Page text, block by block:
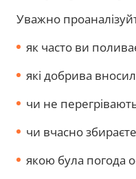
Уважно
як часто ви
які добрива
чи не
чи вчасно
якою була погода